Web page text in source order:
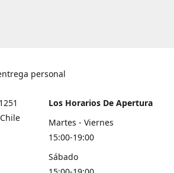
personal
Los Horarios De Apertura
Martes - Viernes
15:00-19:00
Sábado